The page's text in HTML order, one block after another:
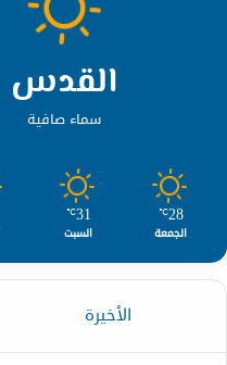
القدس
سماء صافية
28
℃
الجمعة
31
℃
السبت
الأخيرة